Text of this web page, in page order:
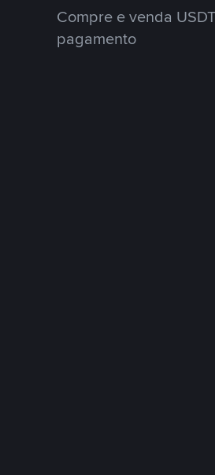
Compre e venda
pagamento